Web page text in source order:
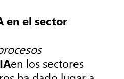
en el sector
en los sectores